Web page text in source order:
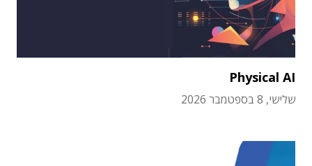
Physical AI
שלישי, 8 בספטמבר 2026